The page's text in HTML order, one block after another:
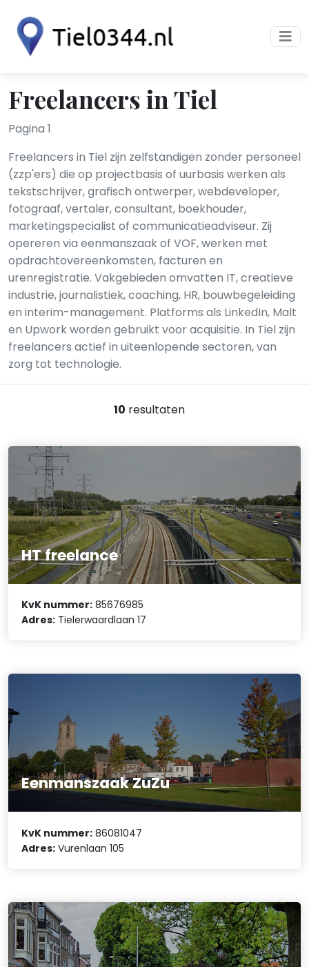
Freelancers in Tiel
Pagina 1
Freelancers in Tiel zijn zelfstandigen zonder personeel
(zzp'ers) die op projectbasis of uurbasis werken als
tekstschrijver, grafisch ontwerper, webdeveloper,
fotograaf, vertaler, consultant, boekhouder,
marketingspecialist of communicatieadviseur. Zij
opereren via eenmanszaak of VOF, werken met
opdrachtovereenkomsten, facturen en
urenregistratie. Vakgebieden omvatten IT, creatieve
industrie, journalistiek, coaching, HR, bouwbegeleiding
en interim-management. Platforms als LinkedIn, Malt
en Upwork worden gebruikt voor acquisitie. In Tiel zijn
freelancers actief in uiteenlopende sectoren, van
zorg tot technologie.
10 resultaten
HT freelance
KvK nummer: 85676985
Adres: Tielerwaardlaan 17
Eenmanszaak ZuZu
KvK nummer: 86081047
Adres: Vurenlaan 105